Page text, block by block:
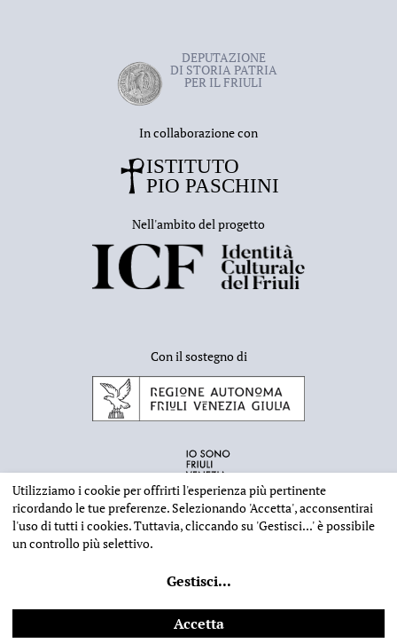
DEPUTAZIONE
DI STORIA PATRIA
PER IL FRIULI
In collaborazione con
Nell'ambito del progetto
Con il sostegno di
2026 - Deputazione di Storia Patria per il Friuli - CF 80023560305
Web designIlaria Comello- Powered bySICAPWeb
Utilizziamo i cookie per offrirti l'esperienza più pertinente
ricordando le tue preferenze. Selezionando 'Accetta', acconsentirai
l'uso di tutti i cookies. Tuttavia, cliccando su 'Gestisci...'è possibile
un controllo più selettivo.
Gestisci...
Accetta